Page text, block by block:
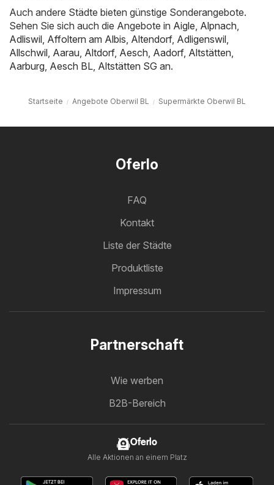
Auch andere Städte bieten günstige Sonderangebote.
Sehen Sie sich auch die Angebote in Aigle, Alpnach,
Adliswil, Affoltern am Albis, Altendorf, Adligenswil,
Allschwil, Aarau, Altdorf, Aesch, Aadorf, Altstätten,
Aarburg, Aesch BL, Altstätten SG an.
Startseite Angebote Oberwil BL Supermärkte Oberwil BL
Oferlo
FAQ
Kontakt
Liste der Städte
Produktliste
Impressum
Partnerschaft
Wie werben
B2B-Bereich
Oferlo
Alle Aktionen an einem Platz